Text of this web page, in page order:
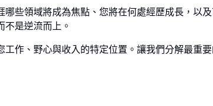
些領域將成為焦點、您將在何處經歷成長，以
是逆流而上。
作、野心與收入的特定位置。讓我們分解最重